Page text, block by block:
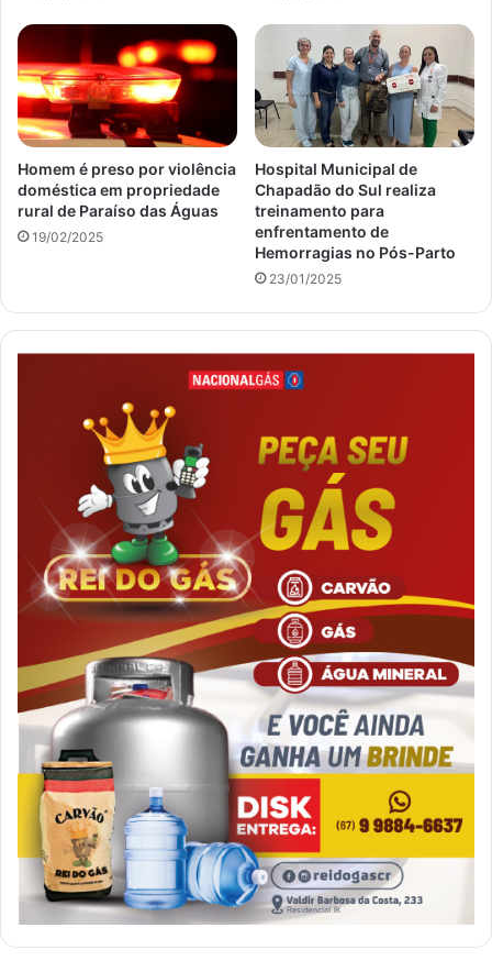
Homem é preso por violência
doméstica em propriedade
rural de Paraíso das Águas
19/02/2025
Hospital Municipal de
Chapadão do Sul realiza
treinamento para
enfrentamento de
Hemorragias no Pós-Parto
23/01/2025